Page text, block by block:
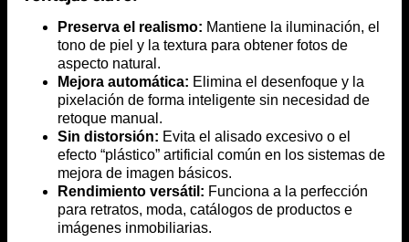
Preserva el realismo: Mantiene la iluminación, el
tono de piel y la textura para obtener fotos de
aspecto natural.
Mejora automática: Elimina el desenfoque y la
pixelación de forma inteligente sin necesidad de
retoque manual.
Sin distorsión: Evita el alisado excesivo o el
efecto “plástico” artificial común en los sistemas de
mejora de imagen básicos.
Rendimiento versátil: Funciona a la perfección
para retratos, moda, catálogos de productos e
imágenes inmobiliarias.